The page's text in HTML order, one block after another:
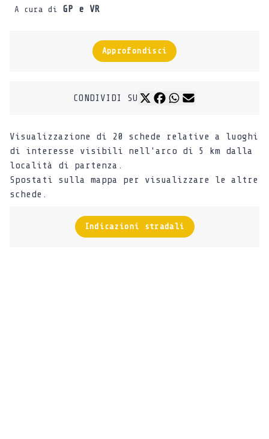
A cura di GP e VR
Approfondisci
CONDIVIDI SU
Visualizzazione di 20 schede relative a luoghi
di interesse visibili nell'arco di 5 km dalla
località di partenza.
Spostati sulla mappa per visualizzare le altre
schede.
Indicazioni stradali